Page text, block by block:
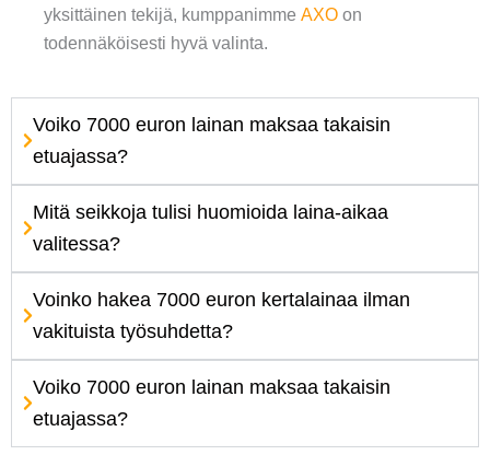
yksittäinen tekijä, kumppanimme AXO on
todennäköisesti hyvä valinta.
Voiko 7000 euron lainan maksaa takaisin
etuajassa?
Mitä seikkoja tulisi huomioida laina-aikaa
valitessa?
Voinko hakea 7000 euron kertalainaa ilman
vakituista työsuhdetta?
Voiko 7000 euron lainan maksaa takaisin
etuajassa?